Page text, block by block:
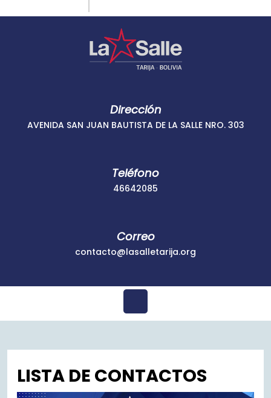
to
Dirección
AVENIDA SAN JUAN BAUTISTA DE LA SALLE NRO. 303
Teléfono
46642085
Correo
contacto@lasalletarija.org
Open
Menu
LISTA DE CONTACTOS